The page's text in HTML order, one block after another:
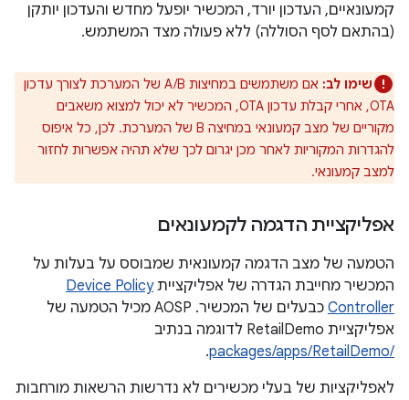
קמעונאיים, העדכון יורד, המכשיר יופעל מחדש והעדכון יותקן
(בהתאם לסף הסוללה) ללא פעולה מצד המשתמש.
שימו לב:
אם משתמשים במחיצות A/B של המערכת לצורך עדכון
OTA, אחרי קבלת עדכון OTA, המכשיר לא יכול למצוא משאבים
מקוריים של מצב קמעונאי במחיצה B של המערכת. לכן, כל איפוס
להגדרות המקוריות לאחר מכן יגרום לכך שלא תהיה אפשרות לחזור
למצב קמעונאי.
אפליקציית הדגמה לקמעונאים
הטמעה של מצב הדגמה קמעונאית שמבוסס על בעלות על
המכשיר מחייבת הגדרה של אפליקצייתDevice Policy
Controller
כבעלים של המכשיר. ‫AOSP מכיל הטמעה של
אפליקציית RetailDemo לדוגמה בנתיב
/packages/apps/RetailDemo
.
לאפליקציות של בעלי מכשירים לא נדרשות הרשאות מורחבות